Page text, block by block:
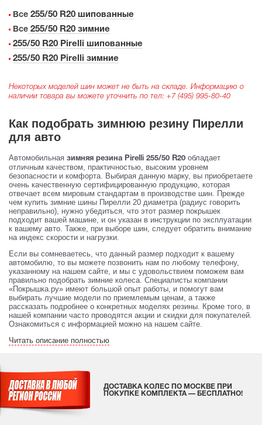
Все 255/50 R20 шипованные
Все 255/50 R20 зимние
255/50 R20 Pirelli шипованные
255/50 R20 Pirelli зимние
Некоторых моделей шин может не быть на складе. Информацию о
наличии товара вы можете уточнить по тел: +7 (495) 995-80-40
Как подобрать зимнюю резину Пирелли
для авто
Автомобильная зимняя резина Pirelli 255/50 R20 обладает
отличным качеством, практичностью, высоким уровнем
безопасности и комфорта. Выбирая данную марку, вы приобретаете
очень качественную сертифицированную продукцию, которая
отвечает всем мировым стандартам в производстве шин. Прежде
чем купить зимние шины Пирелли 20 диаметра (радиус говорить
неправильно), нужно убедиться, что этот размер покрышек
подходит вашей машине, и он указан в инструкции по эксплуатации
к вашему авто. Также, при выборе шин, следует обратить внимание
на индекс скорости и нагрузки.
Если вы сомневаетесь, что данный размер подходит к вашему
автомобилю, то вы можете позвонить нам по любому телефону,
указанному на нашем сайте, и мы с удовольствием поможем вам
правильно подобрать зимние колеса. Специалисты компании
«Покрышка.ру» имеют большой опыт работы, и помогут вам
выбирать лучшие модели по приемлемым ценам, а также
рассказать подробнее о конкретных моделях резины. Кроме того, в
нашей компании часто проводятся акции и скидки для покупателей.
Ознакомиться с информацией можно на нашем сайте.
Читать описание полностью
ДОСТАВКА КОЛЕС ПО МОСКВЕ ПРИ
ПОКУПКЕ КОМПЛЕКТА — БЕСПЛАТНО!